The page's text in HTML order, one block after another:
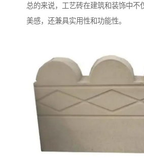
总的来说，工艺砖在建筑和装饰中不
美感，还兼具实用性和功能性。